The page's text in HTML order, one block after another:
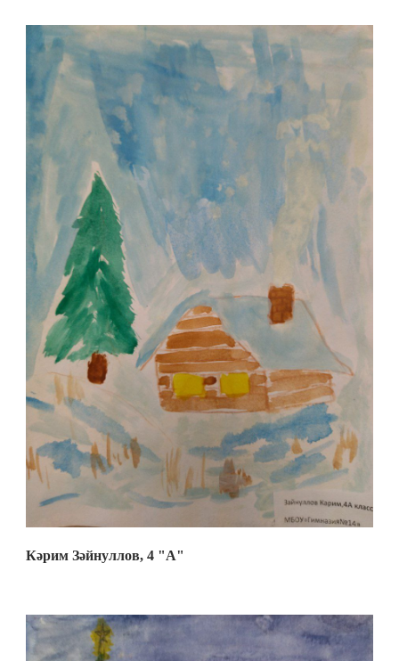
Кәрим Зәйнуллов, 4 "А"